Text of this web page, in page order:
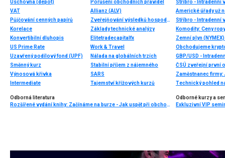
Úschovna (depot)
VAT
Půjčování cenných papírů
Korelace
Konvertibilní dluhopis
US Prime Rate
Uzavřený podílový fond (UPF)
Směnný kurz
Výnosová křivka
Intermediate
Porušení obchodních pravidel
Allianz (ALV)
Zveřejňování výsledků hospodaření
Základy technické analýzy
Elitetradecapitalfx
Work & Travel
Nálada na globálních trzích
Stabilní příjem z nájemného
SARS
Tajemství křížových kurzů
Stříbro - Intradenní
Stříbro - Intradenní
Komodity: Ceny
Zemní plyn
GBP/USD -
ČSÚ zveřejní první
Technický pohled
Odborná literatura
Rozšířené vydání knihy: Začínáme na burze - Jak uspět při obchodování na finančních trzích (2. vydání)
Odborné kurzy a